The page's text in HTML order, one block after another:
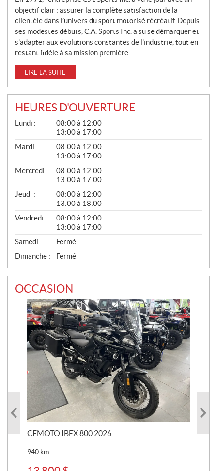
objectif clair : assurer la complète satisfaction de la
clientèle dans l’univers du sport motorisé récréatif. Depuis
ses modestes débuts, C.A. Sports Inc. a su se démarquer et
s’adapter aux évolutions constantes de l’industrie, tout en
restant fidèle à sa mission première.
LIRE LA SUITE
HEURES D'OUVERTURE
G
N
É
L
Lundi :
08:00 à 12:00
13:00 à 17:00
Mardi :
08:00 à 12:00
13:00 à 17:00
Mercredi :
08:00 à 12:00
13:00 à 17:00
Jeudi :
08:00 à 12:00
13:00 à 18:00
Vendredi :
08:00 à 12:00
13:00 à 17:00
Samedi :
Fermé
Dimanche :
Fermé
OCCASION
CFMOTO IBEX 800 2026
940 km